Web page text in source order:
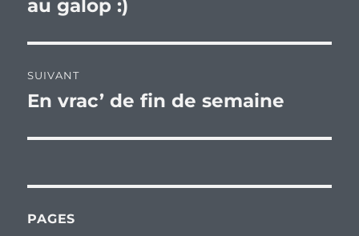
l’article
au galop :)
SUIVANT
Publication
En vrac’ de fin de semaine
PAGES